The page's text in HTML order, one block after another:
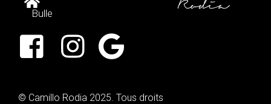
Bulle
© Camillo Rodia 2025. Tous droits